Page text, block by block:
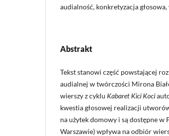
audialność, konkretyzacja
Abstrakt
Tekst stanowi część powstającej
audialnej w twórczości Mirona
wierszy z cyklu Kabaret Kici Koci
kwestia głosowej realizacji
na użytek domowy i są dostępne
Warszawie) wpływa na odbiór